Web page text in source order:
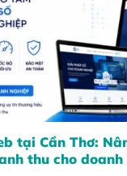
tại Cần Thơ:
thu cho doanh